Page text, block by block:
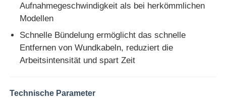
Kontakt
Nachrichten
Aufnahmegeschwindigkeit als bei herkömmlichen
Modellen
Schnelle Bündelung ermöglicht das schnelle
Entfernen von Wundkabeln, reduziert die
Arbeitsintensität und spart Zeit
Technische Parameter